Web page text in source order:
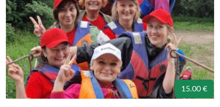
15.00 €